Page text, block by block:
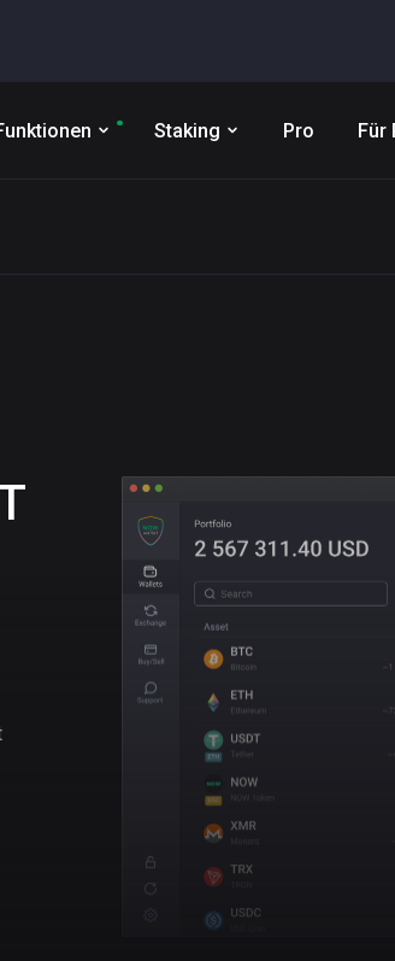
Staking Pro Für